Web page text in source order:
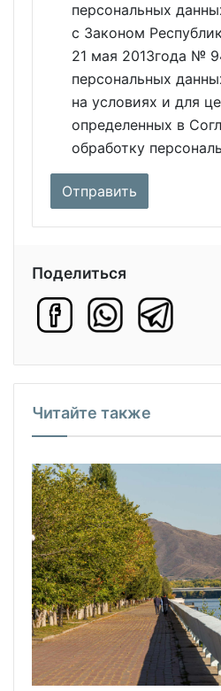
персональных
с Законом
21 мая 2013года №
персональных
на условиях и для
определенных в
обработку
Поделиться
Читайте также